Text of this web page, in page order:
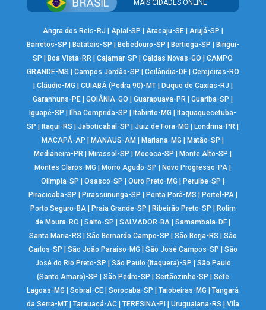
MAIS CIDADES ONLINE
Angra dos Reis-RJ | Apiaí-SP | Aracaju-SE| Arujá-SP |
Barretos-SP | Batatais-SP | Bebedouro-SP | Bertioga-SP | Birigui-
SP |Boa Vista-RR |Cajamar-SP |Caldas Novas-GO |CAMPO
GRANDE-MS | Campos Jordão-SP | Ceilândia-DF| Cerejeiras-RO
| Cláudio-MG | CUIABÁ (Pedra 90)-MT| Duque de Caxias-RJ |
Garanhuns-PE |GOIÂNIA-GO |Guarapuava-PR |Guariba-SP |
Iguapé-SP |Ilha Comprida-SP |Itabirito-MG |Itaquaquecetuba-
SP |Itaqui-RS |Jaboticabal-SP |Juiz de Fora-MG |Londrina-PR |
MACAPÁ-AP |MANAUS-AM |Mariana-MG |Matão-SP |
Medianeira-PR |Mirassol-SP |Mococa-SP |Monte Alto-SP |
Montes Claros-MG |Morro Agudo-SP |Novo Progresso-PA |
Olímpia-SP |Osasco-SP |Ouro Preto-MG |Peruíbe-SP |
Piracicaba-SP | Pirassununga-SP | Ponta Porã-MS | Portel-PA|
Porto Seguro-BA| Praia Grande-SP | Ribeirão Preto-SP | Rolim
de Moura-RO |Salto-SP |SALVADOR-BA |Samambaia-DF |
Santa Maria-RS | São Bernardo Campo-SP | São Borja-RS | São
Carlos-SP | São João Paraíso-MG | São José Campos-SP | São
José do Rio Preto-SP | São Paulo (Itaquera)-SP | São Paulo
(Santo Amaro)-SP | São Pedro-SP | Sertãozinho-SP | Sete
Lagoas-MG |Sobral-CE |Sorocaba-SP |Taiobeiras-MG |Tangará
da Serra-MT| Tarauacá-AC| TERESINA-PI | Uruguaiana-RS | Vila